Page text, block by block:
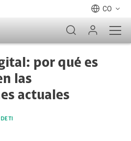
CO
por qué es
las
actuales
TI